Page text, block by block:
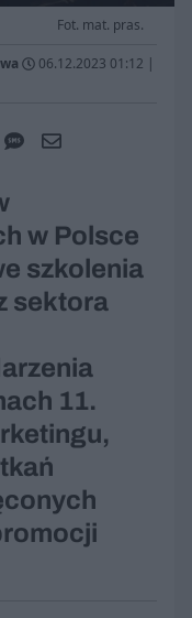
Fot. mat. pras.
06.12.2023 01:12 |
w Polsce
szkolenia
sektora
11.